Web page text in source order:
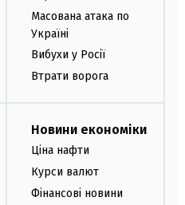
Масована атака по
Україні
Вибухи у Росії
Втрати ворога
Новини економіки
Ціна нафти
Курси валют
Фінансові новини